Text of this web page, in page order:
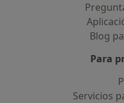
Blog
Para
Servicios